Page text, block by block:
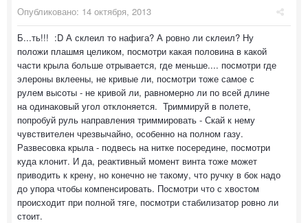
Опубликовано: 14 октября, 2013
Б...ть!!! :D А склеил то нафига? А ровно ли склеил? Ну
положи плашмя целиком, посмотри какая половина в какой
части крыла больше отрывается, где меньше.... посмотри где
элероны вклеены, не кривые ли, посмотри тоже самое с
рулем высоты - не кривой ли, равномерно ли по всей длине
на одинаковый угол отклоняется. Триммируй в полете,
попробуй руль направления триммировать - Скай к нему
чувствителен чрезвычайно, особенно на полном газу.
Развесовка крыла - подвесь на нитке посередине, посмотри
куда клонит. И да, реактивный момент винта тоже может
приводить к крену, но конечно не такому, что ручку в бок надо
до упора чтобы компенсировать. Посмотри что с хвостом
происходит при полной тяге, посмотри стабилизатор ровно ли
стоит.